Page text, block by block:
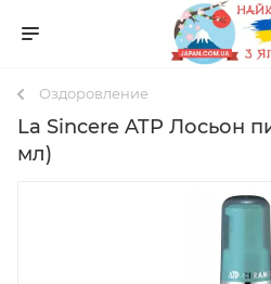
Оздоровление
La Sincere ATP Лосьон
мл)